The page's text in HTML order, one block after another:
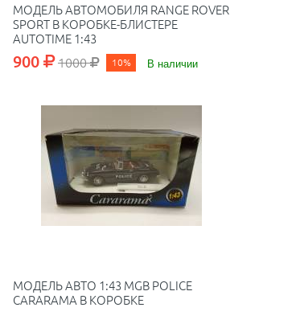
МОДЕЛЬ АВТОМОБИЛЯ RANGE ROVER
SPORT В КОРОБКЕ-БЛИСТЕРЕ
AUTOTIME 1:43
900 1000 10% В наличии
МОДЕЛЬ АВТО 1:43 MGB POLICE
CARARAMA В КОРОБКЕ